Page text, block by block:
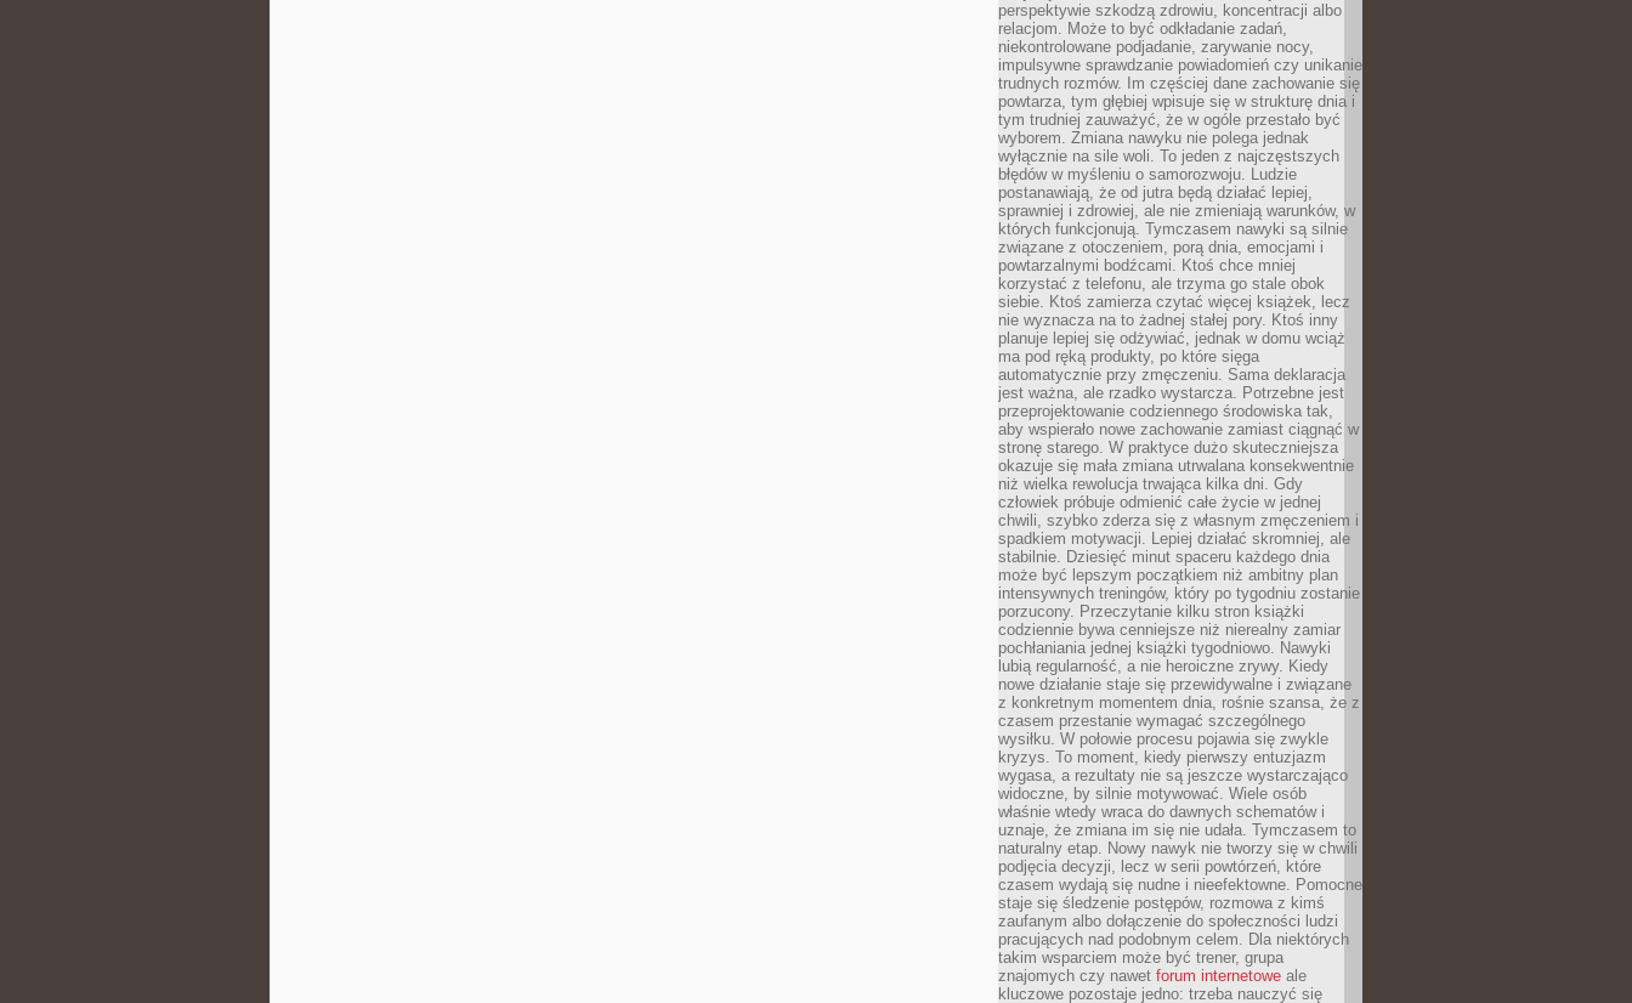
perspektywie szkodzą zdrowiu, koncentracji albo
relacjom. Może to być odkładanie zadań,
niekontrolowane podjadanie, zarywanie nocy,
impulsywne sprawdzanie powiadomień czy unikanie
trudnych rozmów. Im częściej dane zachowanie się
powtarza, tym głębiej wpisuje się w strukturę dnia i
tym trudniej zauważyć, że w ogóle przestało być
wyborem. Zmiana nawyku nie polega jednak
wyłącznie na sile woli. To jeden z najczęstszych
błędów w myśleniu o samorozwoju. Ludzie
postanawiają, że od jutra będą działać lepiej,
sprawniej i zdrowiej, ale nie zmieniają warunków, w
których funkcjonują. Tymczasem nawyki są silnie
związane z otoczeniem, porą dnia, emocjami i
powtarzalnymi bodźcami. Ktoś chce mniej
korzystać z telefonu, ale trzyma go stale obok
siebie. Ktoś zamierza czytać więcej książek, lecz
nie wyznacza na to żadnej stałej pory. Ktoś inny
planuje lepiej się odżywiać, jednak w domu wciąż
ma pod ręką produkty, po które sięga
automatycznie przy zmęczeniu. Sama deklaracja
jest ważna, ale rzadko wystarcza. Potrzebne jest
przeprojektowanie codziennego środowiska tak,
aby wspierało nowe zachowanie zamiast ciągnąć w
stronę starego. W praktyce dużo skuteczniejsza
okazuje się mała zmiana utrwalana konsekwentnie
niż wielka rewolucja trwająca kilka dni. Gdy
człowiek próbuje odmienić całe życie w jednej
chwili, szybko zderza się z własnym zmęczeniem i
spadkiem motywacji. Lepiej działać skromniej, ale
stabilnie. Dziesięć minut spaceru każdego dnia
może być lepszym początkiem niż ambitny plan
intensywnych treningów, który po tygodniu zostanie
porzucony. Przeczytanie kilku stron książki
codziennie bywa cenniejsze niż nierealny zamiar
pochłaniania jednej książki tygodniowo. Nawyki
lubią regularność, a nie heroiczne zrywy. Kiedy
nowe działanie staje się przewidywalne i związane
z konkretnym momentem dnia, rośnie szansa, że z
czasem przestanie wymagać szczególnego
wysiłku. W połowie procesu pojawia się zwykle
kryzys. To moment, kiedy pierwszy entuzjazm
wygasa, a rezultaty nie są jeszcze wystarczająco
widoczne, by silnie motywować. Wiele osób
właśnie wtedy wraca do dawnych schematów i
uznaje, że zmiana im się nie udała. Tymczasem to
naturalny etap. Nowy nawyk nie tworzy się w chwili
podjęcia decyzji, lecz w serii powtórzeń, które
czasem wydają się nudne i nieefektowne. Pomocne
staje się śledzenie postępów, rozmowa z kimś
zaufanym albo dołączenie do społeczności ludzi
pracujących nad podobnym celem. Dla niektórych
takim wsparciem może być trener, grupa
znajomych czy nawet forum internetowe ale
kluczowe pozostaje jedno: trzeba nauczyć się